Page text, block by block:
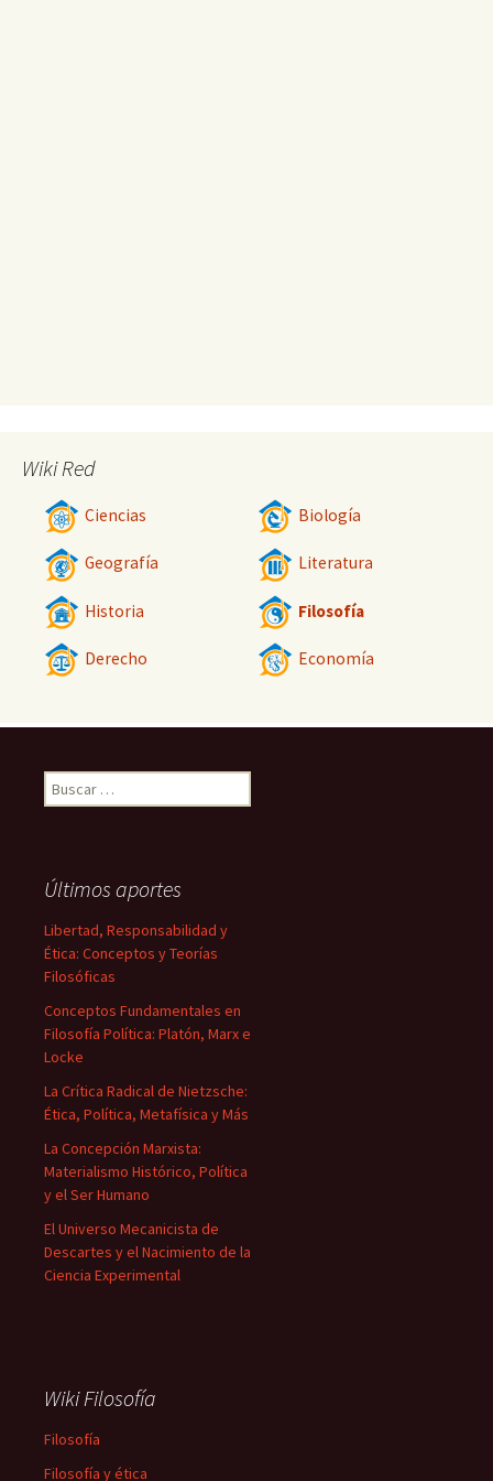
Wiki Red
Ciencias Biología
Geografía Literatura
Historia Filosofía
Derecho Economía
Buscar:
Últimos aportes
Libertad, Responsabilidad y
Ética: Conceptos y Teorías
Filosóficas
Conceptos Fundamentales en
Filosofía Política: Platón, Marx e
Locke
La Crítica Radical de Nietzsche:
Ética, Política, Metafísica y Más
La Concepción Marxista:
Materialismo Histórico, Política
y el Ser Humano
El Universo Mecanicista de
Descartes y el Nacimiento de la
Ciencia Experimental
Wiki Filosofía
Filosofía
Filosofía y ética